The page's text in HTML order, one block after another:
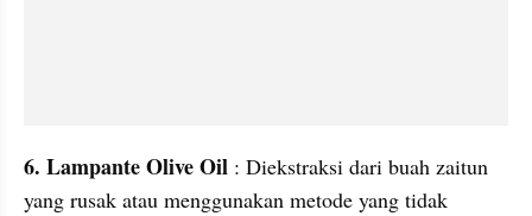
6. Lampante Olive Oil : Diekstraksi dari buah zaitun
yang rusak atau menggunakan metode yang tidak